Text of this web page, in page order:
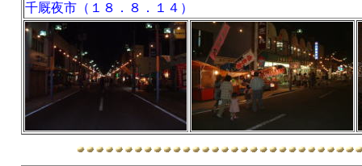
千厩夜市（１８．８．１４）